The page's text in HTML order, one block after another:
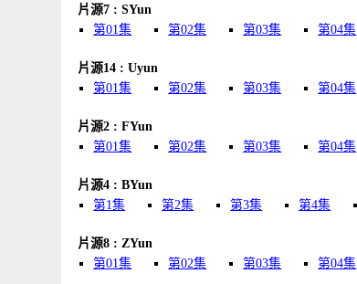
片源7 : SYun
第01集
第02集 第03集 第04集
片源14 : Uyun
第01集
第02集 第03集 第04集
片源2 : FYun
第01集
第02集 第03集 第04集
片源4 : BYun
第1集
第2集 第3集 第4集
片源8 : ZYun
第01集
第02集 第03集 第04集